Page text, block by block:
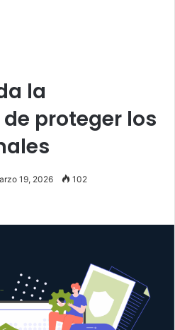
la
proteger los
19, 2026 102